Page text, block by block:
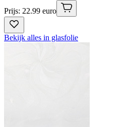
Prijs: 22.99 euro
Bekijk alles in glasfolie